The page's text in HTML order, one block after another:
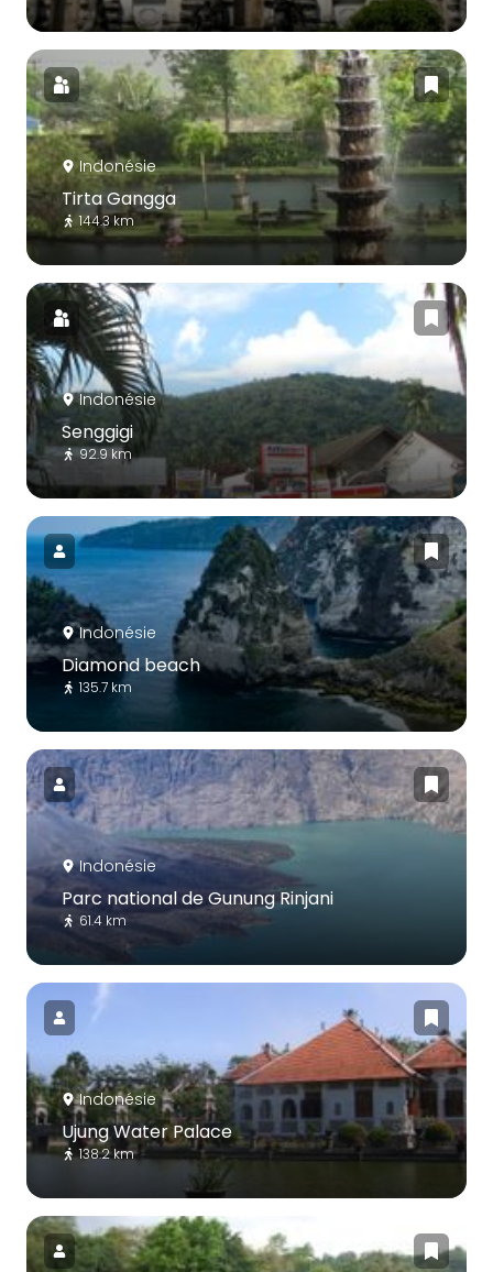
Indonésie
Tirta Gangga
144.3 km
Indonésie
Senggigi
92.9 km
Indonésie
Diamond beach
135.7 km
Indonésie
Parc national de Gunung Rinjani
61.4 km
Indonésie
Ujung Water Palace
138.2 km